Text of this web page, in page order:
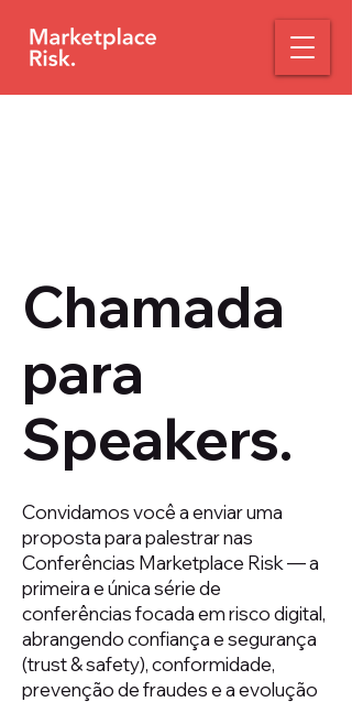
Chamada
para
Speakers.
Convidamos você a enviar uma
proposta para palestrar nas
Conferências Marketplace Risk — a
primeira e única série de
conferências focada em risco digital,
abrangendo confiança e segurança
(trust & safety), conformidade,
prevenção de fraudes e a evolução